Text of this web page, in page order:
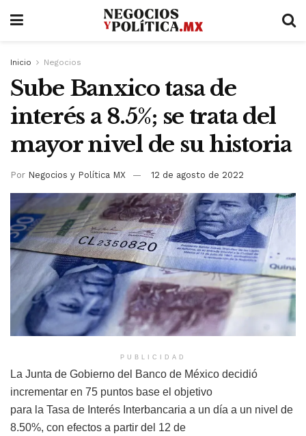
Inicio Negocios
Sube Banxico tasa de
interés a 8.5%; se trata del
mayor nivel de su historia
Por Negocios y Política MX 12 de agosto de 2022
PUBLICIDAD
La Junta de Gobierno del Banco de México decidió
incrementar en 75 puntos base el objetivo
para la Tasa de Interés Interbancaria a un día a un nivel de
8.50%, con efectos a partir del 12 de